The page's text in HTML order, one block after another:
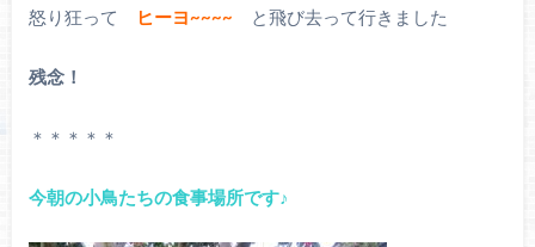
怒り狂って
ヒーヨ~~~~ と飛び去って行きました
残念！
＊＊＊＊＊
今朝の小鳥たちの食事場所です♪